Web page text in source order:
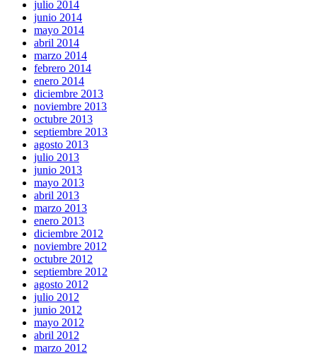
julio 2014
junio 2014
mayo 2014
abril 2014
marzo 2014
febrero 2014
enero 2014
diciembre 2013
noviembre 2013
octubre 2013
septiembre 2013
agosto 2013
julio 2013
junio 2013
mayo 2013
abril 2013
marzo 2013
enero 2013
diciembre 2012
noviembre 2012
octubre 2012
septiembre 2012
agosto 2012
julio 2012
junio 2012
mayo 2012
abril 2012
marzo 2012